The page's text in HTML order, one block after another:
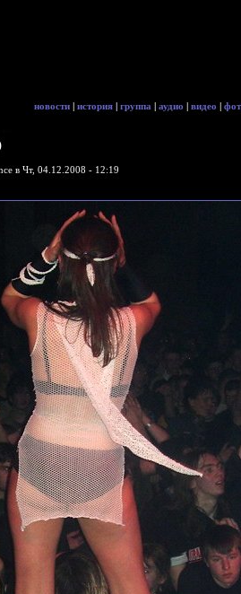
новости | история | группа | аудио | видео |
в Чт, 04.12.2008 - 12:19